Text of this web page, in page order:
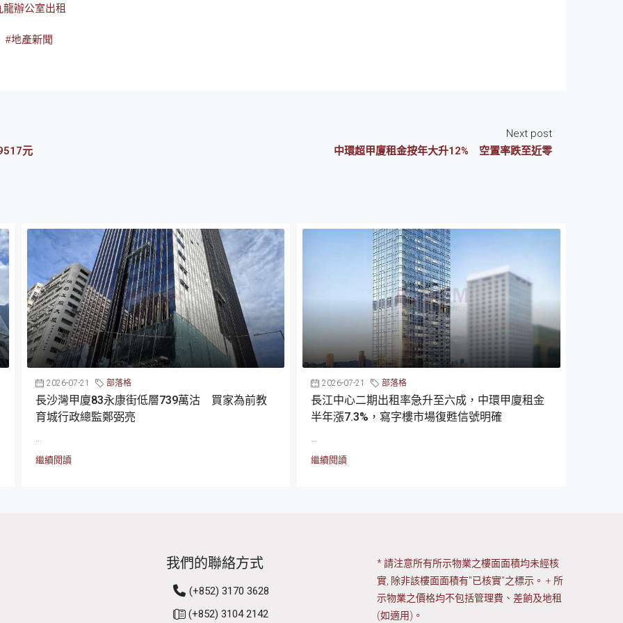
龍辦公室出租
#地產新聞
元
Next post
中環超甲廈租金按年大升12% 空置率跌至近零
2026-07-21 部落格
長沙灣甲廈83永康街低層739萬沽 買家為前教
育城行政總監鄭弼亮
繼續閱讀
2026-07-21 部落格
長江中心二期出租率急升至六成，中環甲廈租金
半年漲7.3%，寫字樓市場復甦信號明確
繼續閱讀
我們的聯絡方式
(+852) 3170 3628
(+852) 3104 2142
* 請注意所有所示物業之樓面面積均未經核
實, 除非該樓面面積有"已核實"之標示。 + 所
示物業之價格均不包括管理費、差餉及地租
(如適用)。